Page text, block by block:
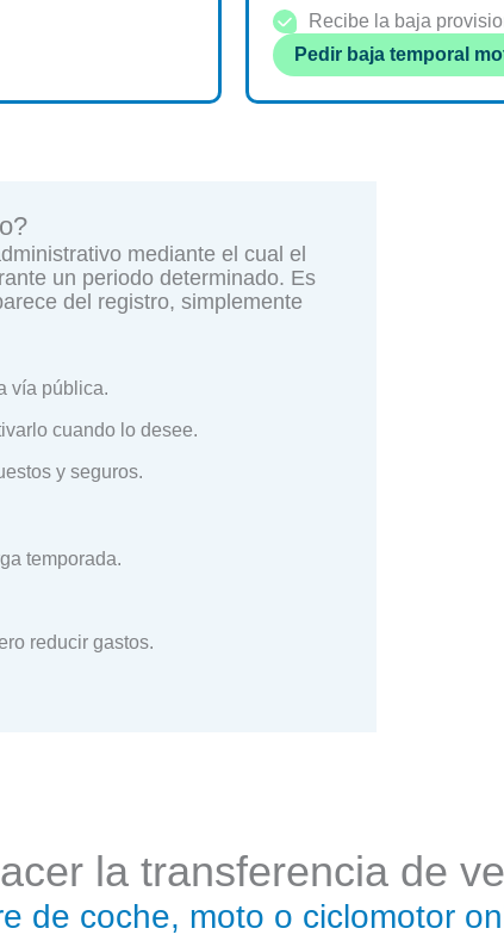
Recibe la baja
Pedir baja temporal
mediante el cual el
un periodo determinado. Es
del registro, simplemente
vía pública.
cuando lo desee.
y seguros.
temporada.
reducir gastos.
la transferencia de
de coche, moto o ciclomotor